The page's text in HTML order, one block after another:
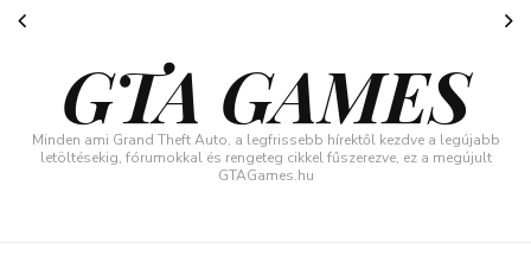
GTA GAMES
Minden ami Grand Theft Auto, a legfrissebb hírektől kezdve a legújabb
letöltésekig, fórumokkal és rengeteg cikkel fűszerezve, ez a megújult
GTAGames.hu